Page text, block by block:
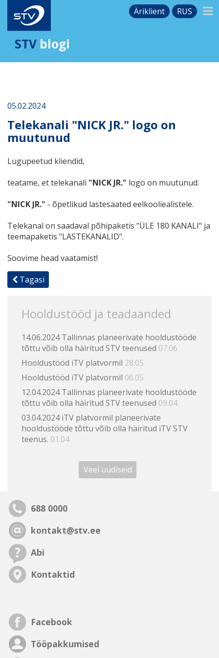
Äriklient RUS
STV blogi
05.02.2024
Telekanali "NICK JR." logo on
muutunud
Lugupeetud kliendid,
teatame, et telekanali "NICK JR."​ logo on muutunud.
"NICK JR." - õpetlikud lastesaated eelkooliealistele.
Telekanal on saadaval põhipaketis "ÜLE 180 KANALI" ja
teemapaketis "LASTEKANALID".
Soovime head vaatamist!
Tagasi
Hooldustööd ja teadaanded
14.06.2024 Tallinnas planeerivate hooldustööde
tõttu võib olla häiritud STV teenused 07.06
Hooldustööd iTV platvormil 28.05
Hooldustööd iTV platvormil 06.05
12.04.2024 Tallinnas planeerivate hooldustööde
tõttu võib olla häiritud STV teenused 09.04
03.04.2024 iTV platvormil planeerivate
hooldustööde tõttu võib olla häiritud iTV STV
teenus. 01.04
Veel uudiseid
688 0000
kontakt@stv.ee
Abi
Kontaktid
Facebook
Tööpakkumised